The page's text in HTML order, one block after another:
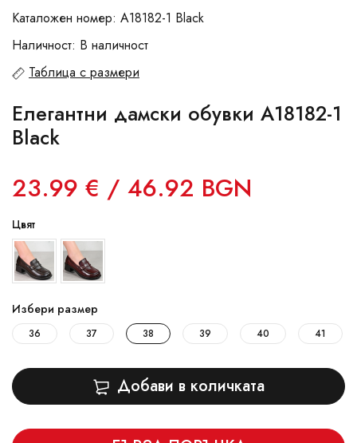
Каталожен номер: A18182-1 Black
Наличност: В наличност
Таблица с размери
Елегантни дамски обувки A18182-1
Black
23.99 € / 46.92 BGN
Цвят
Избери размер
36 37 38 39 40 41
Добави в количката